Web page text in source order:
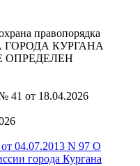
правопорядка
КУРГАНА
ОПРЕДЕЛЕН
41 от 18.04.2026
04.07.2013 N 97 О
города Кургана